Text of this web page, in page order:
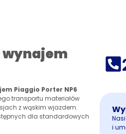
wynajem
Piaggio Porter NP6
transportu materiałów
z wąskim wjazdem.
dla standardowych
i